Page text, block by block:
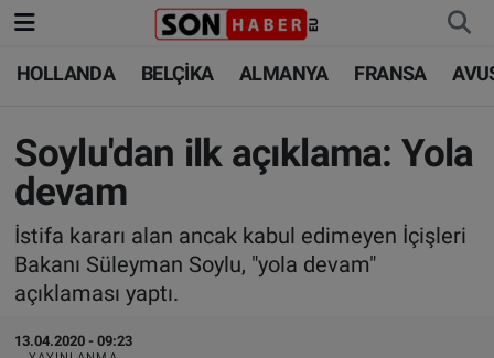
HOLLANDA BELÇİKA ALMANYA FRANSA
Soylu'dan ilk açıklama: Yola
devam
İstifa kararı alan ancak kabul edimeyen İçişleri
Bakanı Süleyman Soylu, "yola devam"
açıklaması yaptı.
13.04.2020 - 09:23
HOLLANDA
BELÇİKA
ALMANYA
FRANSA
AVUSTURYA
HOLLANDA
BELÇİKA
ALMANYA
TÜRKİYE
Nöbetçi Eczaneler
Hava Durumu
Trafik Durumu
Süper Lig Puan Durumu ve Fikstür
Tüm Manşetler